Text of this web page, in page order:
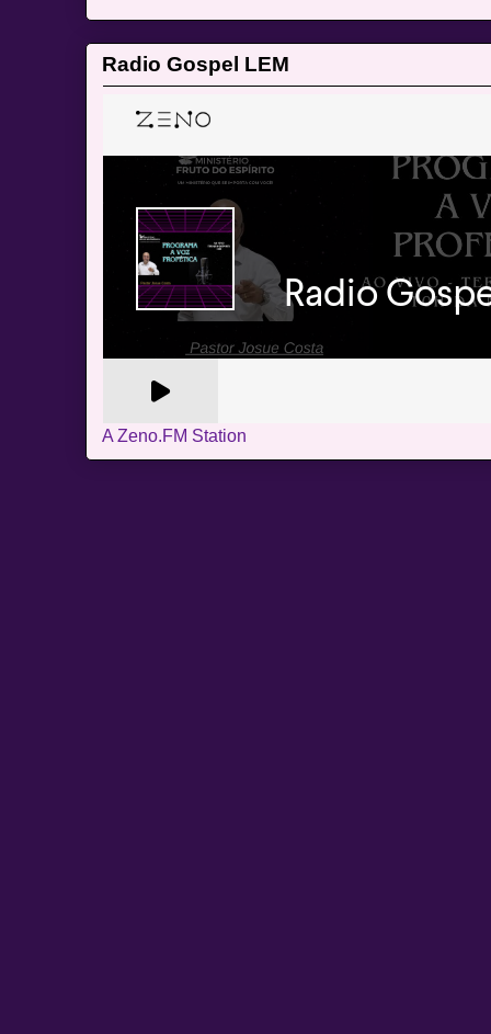
Radio Gospel LEM
A Zeno.FM Station